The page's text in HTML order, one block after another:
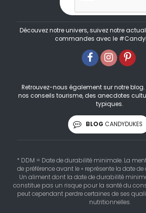
Découvez notre univers, suivez notre
commandes avec le
Retrouvez-nous également sur notre
nos conseils tourisme, des anecdotes
typiques.
BLOG CANDYDUKES
* DDM = Date de durabilité minimale. La
de préférence avant le » représente la date
Un aliment dont la date de durabilité
constitue pas un risque pour la santé du
peut cependant perdre certaines de ses
nutritionnelles.